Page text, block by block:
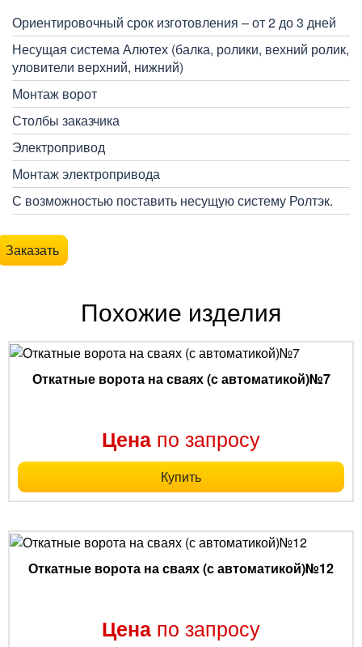
Ориентировочный срок изготовления – от 2 до 3 дней
Несущая система Алютех (балка, ролики, вехний ролик,
уловители верхний, нижний)
Монтаж ворот
Столбы заказчика
Электропривод
Монтаж электропривода
С возможностью поставить несущую систему Ролтэк.
Заказать
Похожие изделия
Откатные ворота на сваях (с автоматикой)№7
Цена по запросу
Купить
Откатные ворота на сваях (с автоматикой)№12
Цена по запросу